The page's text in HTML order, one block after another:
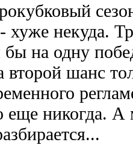
хуже некуда.
бы на одну
второй шанс
еще никогда. А